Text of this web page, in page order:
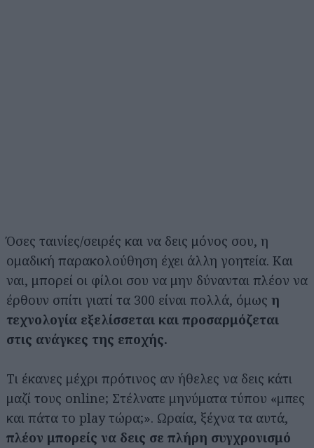
Όσες ταινίες/σειρές και να δεις μόνος σου, η
ομαδική παρακολούθηση έχει άλλη γοητεία. Και
ναι, μπορεί οι φίλοι σου να μην δύνανται πλέον να
έρθουν σπίτι γιατί τα 300 είναι πολλά, όμως η
τεχνολογία εξελίσσεται και προσαρμόζεται
στις ανάγκες της εποχής.
Τι έκανες μέχρι πρότινος αν ήθελες να δεις κάτι
μαζί τους online; Στέλνατε μηνύματα τύπου «μπες
και πάτα το play τώρα;». Ωραία, ξέχνα τα αυτά,
πλέον μπορείς να δεις σε πλήρη συγχρονισμό